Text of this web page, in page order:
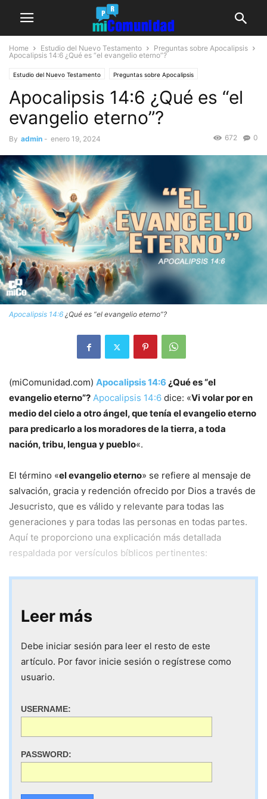
Home Estudio del Nuevo Testamento
Preguntas sobre Apocalipsis
Apocalipsis 14:6 ¿Qué es “el evangelio eterno”?
Estudio del Nuevo Testamento Preguntas sobre Apocalipsis
Apocalipsis 14:6 ¿Qué es “el
evangelio eterno”?
By admin - enero 19, 2024 0
672
Apocalipsis 14:6 ¿Qué es “el evangelio eterno”?
(miComunidad.com) Apocalipsis 14:6 ¿Qué es “el
evangelio eterno”? Apocalipsis 14:6 dice: «Vi volar por en
medio del cielo a otro ángel, que tenía el evangelio eterno
para predicarlo a los moradores de la tierra, a toda
nación, tribu, lengua y pueblo«.
El término «el evangelio eterno» se refiere al mensaje de
salvación, gracia y redención ofrecido por Dios a través de
Jesucristo, que es válido y relevante para todas las
generaciones y para todas las personas en todas partes.
Aquí te proporciono una explicación más detallada
respaldada por versículos bíblicos pertinentes:
Leer más
Debe iniciar sesión para leer el resto de este
artículo. Por favor inicie sesión o regístrese como
usuario.
USERNAME:
PASSWORD: